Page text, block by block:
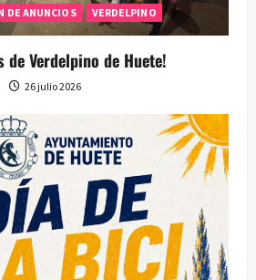
DE ANUNCIOS VERDELPINO
de Verdelpino de Huete!
26 julio 2026